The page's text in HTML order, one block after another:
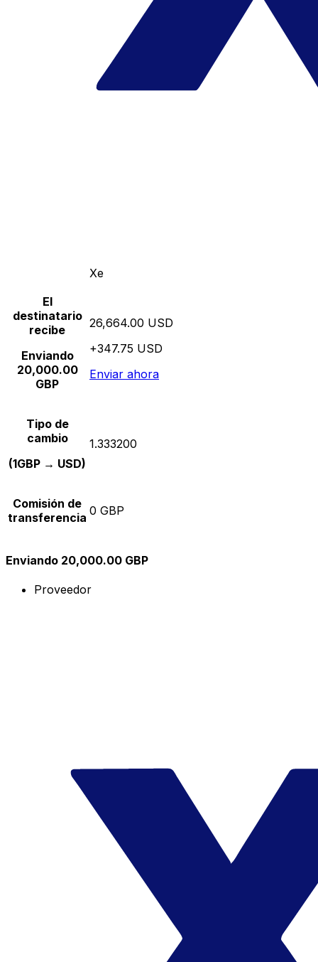
Xe
El
destinatario
recibe
Enviando
20,000.00
GBP
26,664.00 USD
+347.75 USD
Enviar ahora
Tipo de
cambio
(1GBP → USD)
1.333200
Comisión de
transferencia 0 GBP
Enviando 20,000.00 GBP
Proveedor